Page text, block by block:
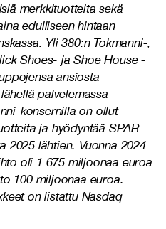
merkkituotteita sekä
edulliseen hintaan
Yli 380:n Tokmanni-,
Shoes- ja Shoe House -
ansiosta
palvelemassa
konsernilla on ollut
ja hyödyntää SPAR-
2025 lähtien. Vuonna 2024
oli 1 675 miljoonaa euroa
100 miljoonaa euroa.
on listattu Nasdaq